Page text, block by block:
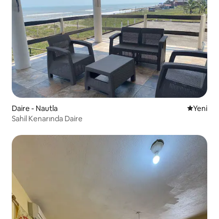
Daire - Nautla Yeni
Yeni
Sahil Kenarında Daire